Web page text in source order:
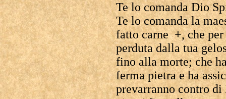
Te lo comanda Dio
Te lo comanda la
fatto carne+, che
perduta dalla tua
fino alla morte; che
ferma pietra e ha
prevarranno contro di